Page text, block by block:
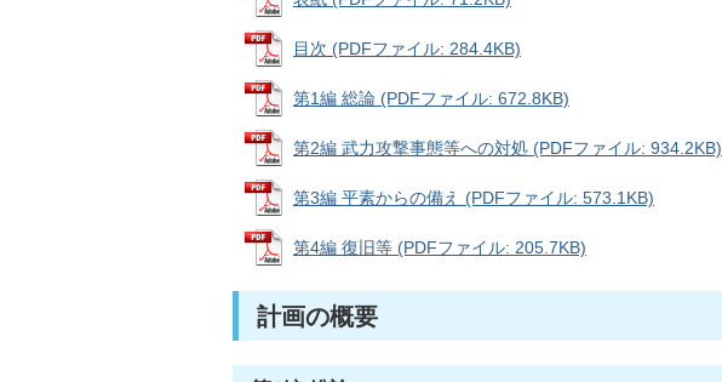
目次 (PDFファイル: 284.4KB)
第1編 総論 (PDFファイル: 672.8KB)
第2編 武力攻撃事態等への対処 (PDFファイル: 934.2KB)
第3編 平素からの備え (PDFファイル: 573.1KB)
第4編 復旧等 (PDFファイル: 205.7KB)
計画の概要